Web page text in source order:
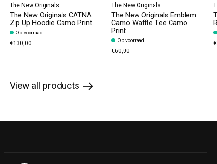
The New Originals
The New Originals CATNA
Zip Up Hoodie Camo Print
Op voorraad
€130,00
The New Originals
The New Originals Emblem
Camo Waffle Tee Camo
Print
Op voorraad
€60,00
View all products